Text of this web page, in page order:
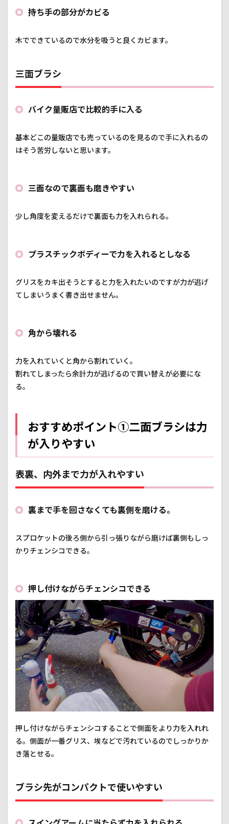
持ち手の部分がカビる
木でできているので水分を吸うと良くカビます。
三面ブラシ
バイク量販店で比較的手に入る
基本どこの量販店でも売っているのを見るので手に入れるの
はそう苦労しないと思います。
三面なので裏面も磨きやすい
少し角度を変えるだけで裏面も力を入れられる。
プラスチックボディーで力を入れるとしなる
グリスをカキ出そうとすると力を入れたいのですが力が逃げ
てしまいうまく書き出せません。
角から壊れる
力を入れていくと角から割れていく。
割れてしまったら余計力が逃げるので買い替えが必要にな
る。
おすすめポイント①二面ブラシは力
が入りやすい
表裏、内外まで力が入れやすい
裏まで手を回さなくても裏側を磨ける。
スプロケットの後ろ側から引っ張りながら磨けば裏側もしっ
かりチェンシコできる。
押し付けながらチェンシコできる
押し付けながらチェンシコすることで側面をより力を入れれ
る。側面が一番グリス、埃などで汚れているのでしっかりか
き落とせる。
ブラシ先がコンパクトで使いやすい